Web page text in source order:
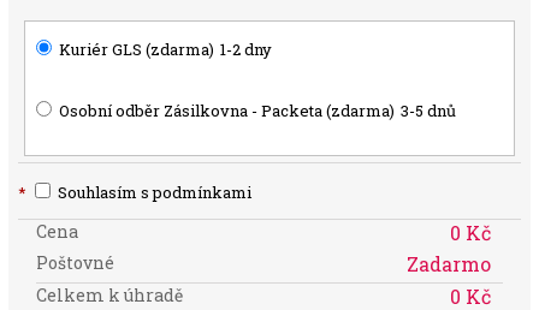
Kuriér GLS (zdarma) 1-2 dny
Osobní odběr Zásilkovna - Packeta (zdarma) 3-5 dnů
* Souhlasím s podmínkami
Cena 0 Kč
Poštovné Zadarmo
Celkem k úhradě 0 Kč